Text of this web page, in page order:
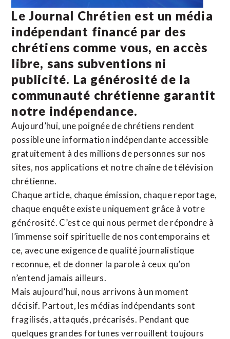
Le Journal Chrétien est un média
indépendant financé par des
chrétiens comme vous, en accès
libre, sans subventions ni
publicité. La générosité de la
communauté chrétienne garantit
notre indépendance.
Aujourd’hui, une poignée de chrétiens rendent
possible une information indépendante accessible
gratuitement à des millions de personnes sur nos
sites, nos applications et notre chaîne de télévision
chrétienne.
Chaque article, chaque émission, chaque reportage,
chaque enquête existe uniquement grâce à votre
générosité. C’est ce qui nous permet de répondre à
l’immense soif spirituelle de nos contemporains et
ce, avec une exigence de qualité journalistique
reconnue, et de donner la parole à ceux qu’on
n’entend jamais ailleurs.
Mais aujourd’hui, nous arrivons à un moment
décisif. Partout, les médias indépendants sont
fragilisés, attaqués, précarisés. Pendant que
quelques grandes fortunes verrouillent toujours